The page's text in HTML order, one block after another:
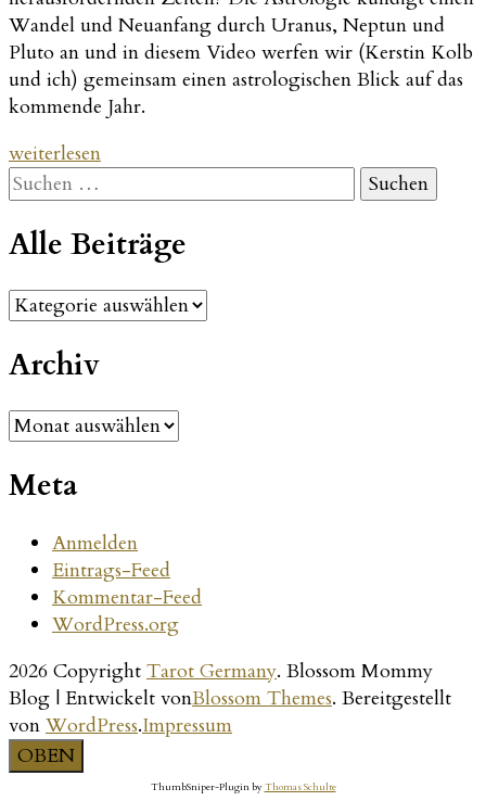
Wandel und Neuanfang durch Uranus, Neptun und
Pluto an und in diesem Video werfen wir (Kerstin Kolb
und ich) gemeinsam einen astrologischen Blick auf das
kommende Jahr.
„Planeten,
Zyklen,
Zeitqualität
–
Jahresvorhersage
für
2026“
weiterlesen
Suchen
nach:
Alle Beiträge
Alle
Beiträge
Archiv
Archiv
Meta
Anmelden
Eintrags-Feed
Kommentar-Feed
WordPress.org
2026 Copyright Tarot Germany. Blossom Mommy
Blog | Entwickelt vonBlossom Themes. Bereitgestellt
von WordPress.Impressum
OBEN
ThumbSniper-Plugin by Thomas Schulte